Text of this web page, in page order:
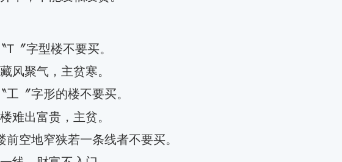
T〞字型楼不要买。
风聚气，主贫寒。
工〞字形的楼不要买。
难出富贵，主贫。
前空地窄狭若一条线者不要买。